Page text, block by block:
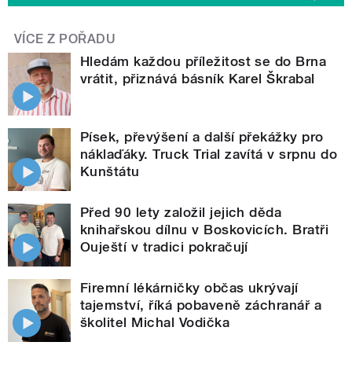
VÍCE Z POŘADU
Hledám každou příležitost se do Brna
vrátit, přiznává básník Karel Škrabal
Písek, převýšení a další překážky pro
náklaďáky. Truck Trial zavítá v srpnu do
Kunštátu
Před 90 lety založil jejich děda
knihařskou dílnu v Boskovicích. Bratři
Ouještí v tradici pokračují
Firemní lékárničky občas ukrývají
tajemství, říká pobaveně záchranář a
školitel Michal Vodička